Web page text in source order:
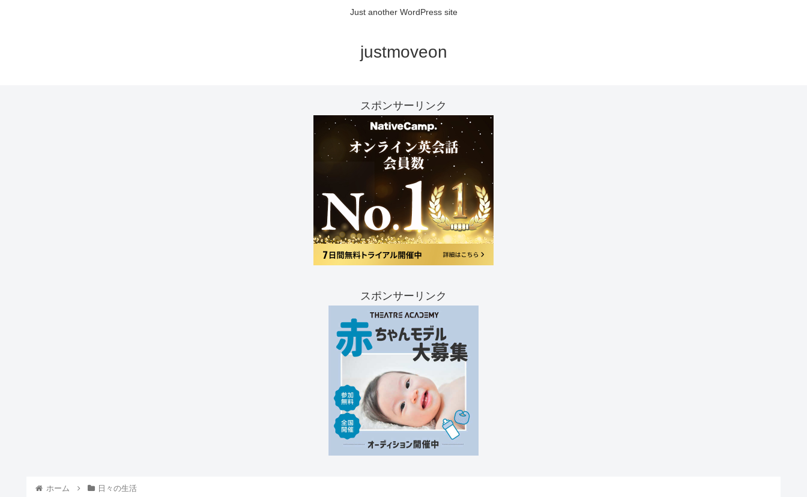
Just another WordPress site
justmoveon
スポンサーリンク
スポンサーリンク
ホーム 日々の生活